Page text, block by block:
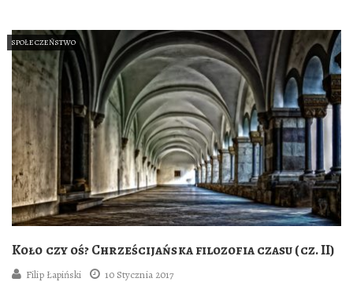
SPOŁECZEŃSTWO
Koło czy oś? Chrześcijańska filozofia czasu (cz. II)
Filip Łapiński 10 Stycznia 2017